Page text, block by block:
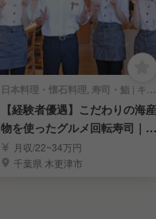
日本料理・懐石料理, 寿司・鮨 | キッチンスタッフ
【経験者優遇】こだわりの海産
物を使ったグルメ回転寿司｜経
験を活かせる環境
月収/22~34万円
千葉県 木更津市